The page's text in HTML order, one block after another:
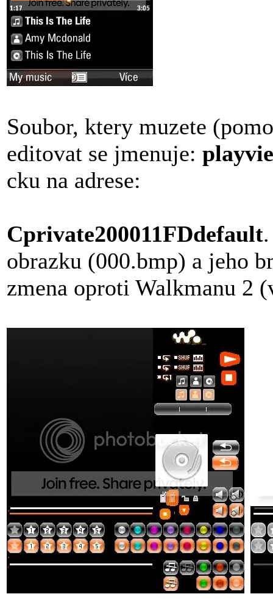
Soubor, ktery muzete
editovat se jmenuje:
cku na adrese:
Cprivate200011FDdefault
obrazku (000.bmp) a jeho
zmena oproti Walkmanu 2